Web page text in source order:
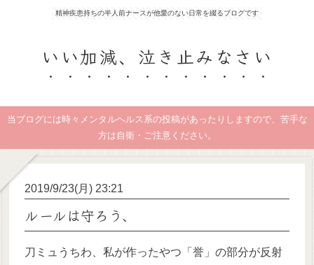
精神疾患持ちの半人前ナースが他愛のない日常を綴るブログです
いい加減、泣き止みなさい
当ブログには時々メンタルヘルス系の投稿があったりしますので、苦手な
方は自衛・ご注意ください。
2019/9/23(月) 23:21
ルールは守ろう、
刀ミュうちわ、私が作ったやつ「誉」の部分が反射